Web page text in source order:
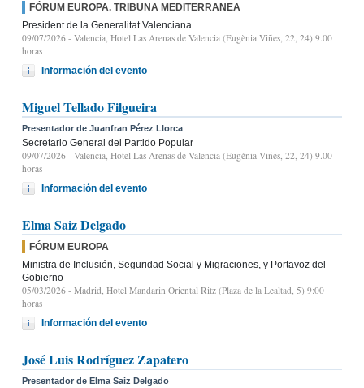
FÓRUM EUROPA. TRIBUNA MEDITERRANEA
President de la Generalitat Valenciana
09/07/2026 - Valencia, Hotel Las Arenas de Valencia (Eugènia Viñes, 22, 24) 9.00
horas
Información del evento
Miguel Tellado Filgueira
Presentador de Juanfran Pérez Llorca
Secretario General del Partido Popular
09/07/2026 - Valencia, Hotel Las Arenas de Valencia (Eugènia Viñes, 22, 24) 9.00
horas
Información del evento
Elma Saiz Delgado
FÓRUM EUROPA
Ministra de Inclusión, Seguridad Social y Migraciones, y Portavoz del
Gobierno
05/03/2026 - Madrid, Hotel Mandarin Oriental Ritz (Plaza de la Lealtad, 5) 9:00
horas
Información del evento
José Luis Rodríguez Zapatero
Presentador de Elma Saiz Delgado